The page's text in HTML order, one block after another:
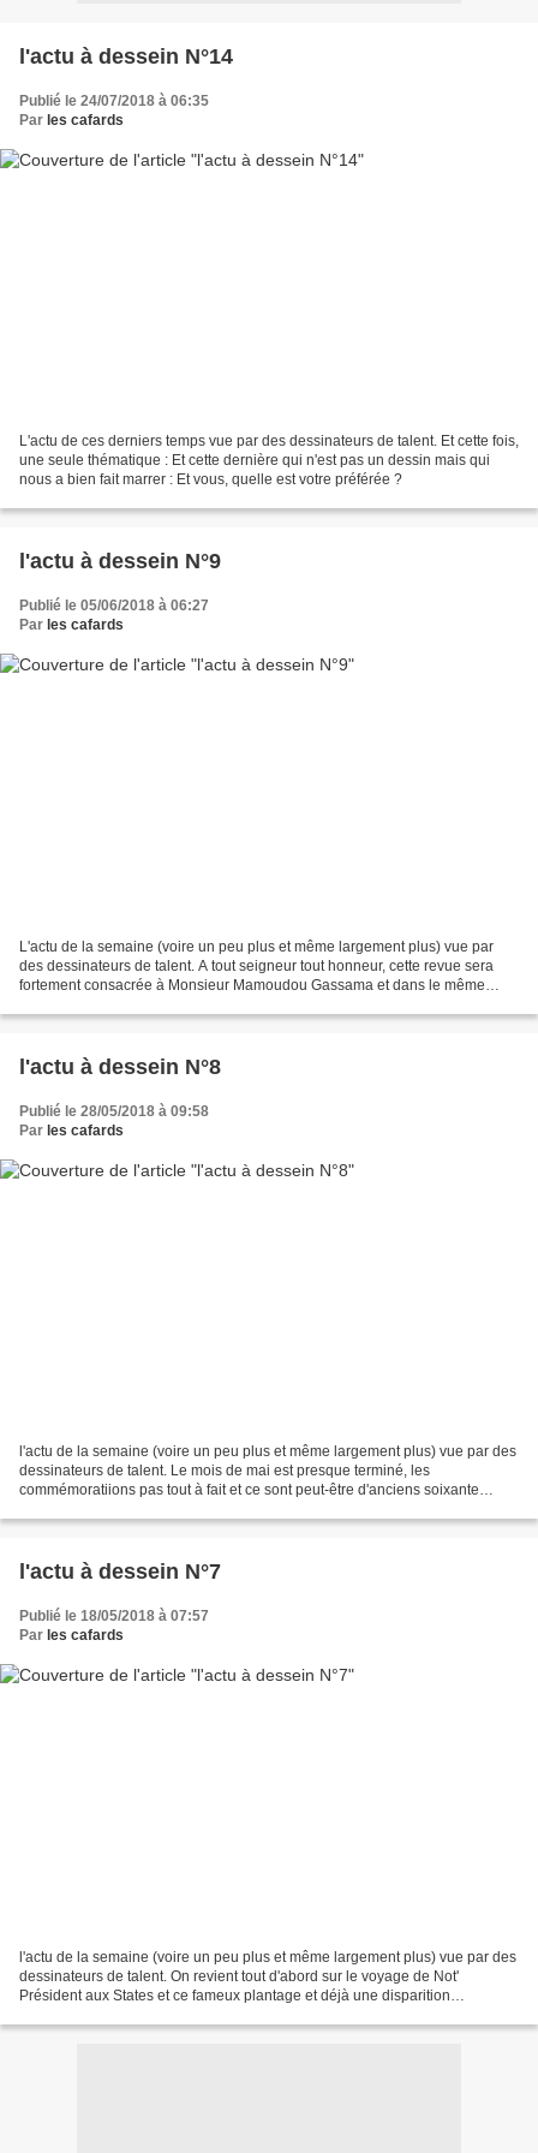
l'actu à dessein N°14
Publié le 24/07/2018 à 06:35
Par les cafards
L'actu de ces derniers temps vue par des dessinateurs de talent. Et cette fois,
une seule thématique : Et cette dernière qui n'est pas un dessin mais qui
nous a bien fait marrer : Et vous, quelle est votre préférée ?
l'actu à dessein N°9
Publié le 05/06/2018 à 06:27
Par les cafards
L'actu de la semaine (voire un peu plus et même largement plus) vue par
des dessinateurs de talent. A tout seigneur tout honneur, cette revue sera
fortement consacrée à Monsieur Mamoudou Gassama et dans le même
l'actu à dessein N°8
Publié le 28/05/2018 à 09:58
Par les cafards
l'actu de la semaine (voire un peu plus et même largement plus) vue par des
dessinateurs de talent. Le mois de mai est presque terminé, les
commémoratiions pas tout à fait et ce sont peut-être d'anciens soixante
l'actu à dessein N°7
Publié le 18/05/2018 à 07:57
Par les cafards
l'actu de la semaine (voire un peu plus et même largement plus) vue par des
dessinateurs de talent. On revient tout d'abord sur le voyage de Not'
Président aux States et ce fameux plantage et déjà une disparition